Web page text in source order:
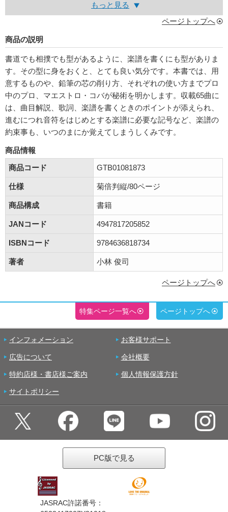
もっと見る
ページトップへ
商品の説明
書道でも相撲でも型があるように、楽譜を書くにも型がありま
す。その型に身をおくと、とても良い気分です。本書では、用
意するものや、鉛筆の芯の削り方、それぞれの使い方までプロ
中のプロ、マエストロ・コバが秘術を明かします。収載65曲に
は、曲目解説、歌詞、楽譜を書くときのポイントが添えられ、
進むにつれ音符をはじめとする楽譜に必要な記号など、楽譜の
約束事も、いつのまにか覚えてしまうしくみです。
商品情報
商品コード
GTB01081873
仕様 菊倍判縦/80ページ
商品構成 書籍
JANコード 4947817205852
ISBNコード 9784636818734
著者 小林 俊司
ページトップへ
特集ページ一覧へ ページトップへ
インフォメーション お客様サポート
広告について 会社概要
特約店様・書店様ご案内 個人情報保護方針
サイトポリシー
PC版で見る
JASRAC許諾番号：